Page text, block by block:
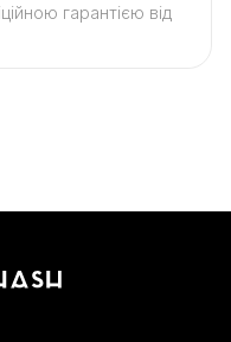
гарантією від